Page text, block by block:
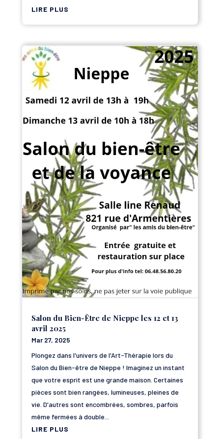
LIRE PLUS
Salon du Bien-Être de Nieppe les 12 et 13
avril 2025
Mar 27, 2025
Plongez dans l'univers de l'Art-Thérapie lors du
Salon du Bien-être de Nieppe ! Imaginez un instant
que votre esprit est une grande maison. Certaines
pièces sont bien rangées, lumineuses, pleines de
vie. D'autres sont encombrées, sombres, parfois
même fermées à double...
LIRE PLUS